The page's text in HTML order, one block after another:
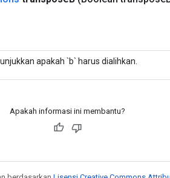
apakah `b` harus dialihkan.
Apakah informasi ini membantu?